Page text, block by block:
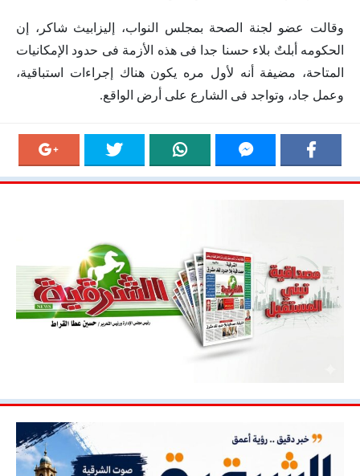
وقالت عضو لجنة الصحة بمجلس النواب، إليزابيث شاكر، إن
الحكومه أبلتٌ بلاء حسنا جدا فى هذه الأزمة فى حدود الإمكانيات
المتاحة، مضيفة أنه لأول مره يكون هناك إجراءات استباقية،
وعمل جاد، وتواجد فى الشارع على أرض الواقع.